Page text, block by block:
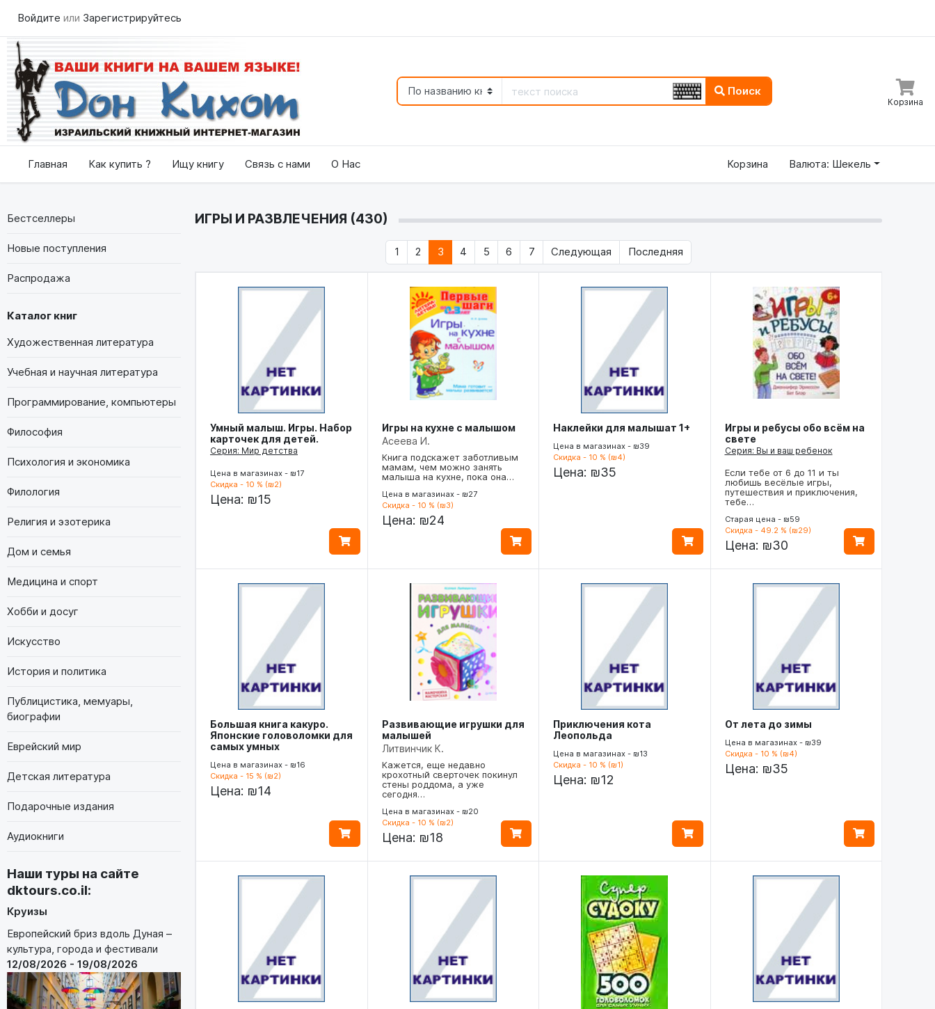
Войдите или Зарегистрируйтесь
Поиск
Корзина
Главная Как купить ? Ищу книгу Связь с нами О Нас Корзина Валюта: Шекель
Бестселлеры
Новые поступления
Распродажа
Каталог книг
Художественная литература
Учебная и научная литература
Программирование, компьютеры
Философия
Психология и экономика
Филология
Религия и эзотерика
Дом и семья
Медицина и спорт
Хобби и досуг
Искусство
История и политика
Публицистика, мемуары,
биографии
Еврейский мир
Детская литература
Подарочные издания
Аудиокниги
Наши туры на сайте
dktours.co.il:
Круизы
Европейский бриз вдоль Дуная –
культура, города и фестивали
12/08/2026 - 19/08/2026
ИГРЫ И РАЗВЛЕЧЕНИЯ (430)
1 2 3 4 5 6 7 Следующая Последняя
Умный малыш. Игры. Набор
карточек для детей.
Серия: Мир детства
Цена в магазинах - ₪17
Скидка - 10 % (₪2)
Цена: ₪15
Игры на кухне с малышом
Асеева И.
Книга подскажет заботливым
мамам, чем можно занять
малыша на кухне, пока она…
Цена в магазинах - ₪27
Скидка - 10 % (₪3)
Цена: ₪24
Наклейки для малышат 1+
Цена в магазинах - ₪39
Скидка - 10 % (₪4)
Цена: ₪35
Игры и ребусы обо всём на
свете
Серия: Вы и ваш ребенок
Если тебе от 6 до 11 и ты
любишь весёлые игры,
путешествия и приключения,
тебе…
Старая цена - ₪59
Скидка - 49.2 % (₪29)
Цена: ₪30
Большая книга какуро.
Японские головоломки для
самых умных
Цена в магазинах - ₪16
Скидка - 15 % (₪2)
Цена: ₪14
Развивающие игрушки для
малышей
Литвинчик К.
Кажется, еще недавно
крохотный сверточек покинул
стены роддома, а уже
сегодня…
Цена в магазинах - ₪20
Скидка - 10 % (₪2)
Цена: ₪18
Приключения кота
Леопольда
Цена в магазинах - ₪13
Скидка - 10 % (₪1)
Цена: ₪12
От лета до зимы
Цена в магазинах - ₪39
Скидка - 10 % (₪4)
Цена: ₪35